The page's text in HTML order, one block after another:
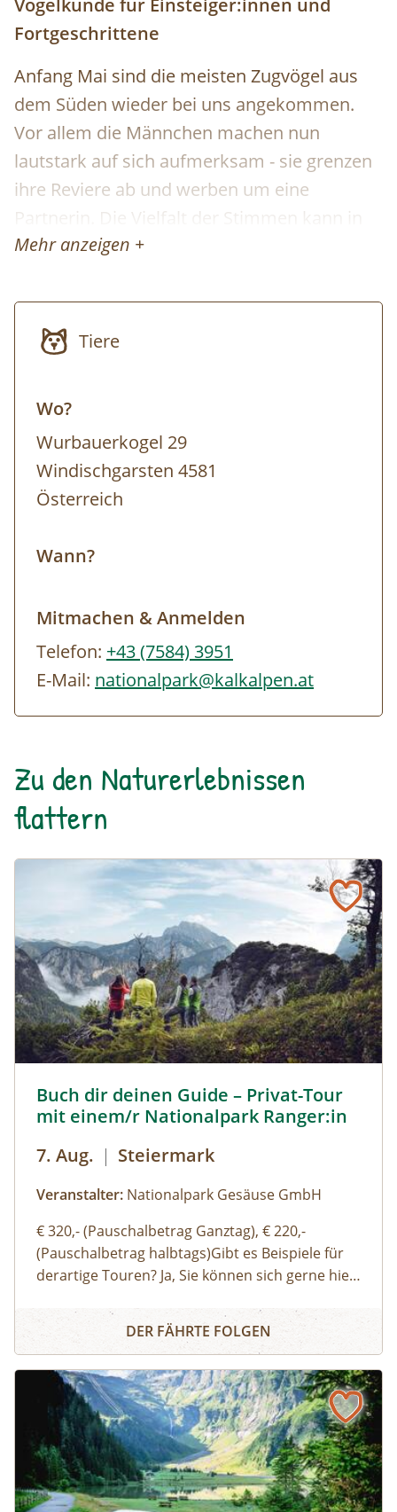
Vogelkunde für Einsteiger:innen und
Fortgeschrittene
Anfang Mai sind die meisten Zugvögel aus
dem Süden wieder bei uns angekommen.
Vor allem die Männchen machen nun
lautstark auf sich aufmerksam - sie grenzen
ihre Reviere ab und werben um eine
Partnerin. Die Vielfalt der Stimmen kann in
dieser Zeit ganz schön verwirrend sein. Bei
herausfinden, welche Vogelarten unterwegs
sind.
Wir wandern vom Treffpunkt beim Parkplatz
Zickerreith am Hengstpass Richtung
Dörflmoaralm.
Mehr anzeigen +
Tiere
Wo?
Wurbauerkogel 29
Windischgarsten 4581
Österreich
Wann?
Mitmachen & Anmelden
Telefon: +43 (7584) 3951
E-Mail: nationalpark@kalkalpen.at
Zu den Naturerlebnissen
flattern
Buch dir deinen Guide – Privat-Tour
mit einem/r Nationalpark Ranger:in
7. Aug. | Steiermark
Veranstalter: Nationalpark Gesäuse GmbH
€ 320,- (Pauschalbetrag Ganztag), € 220,-
(Pauschalbetrag halbtags)Gibt es Beispiele für
derartige Touren? Ja, Sie können sich gerne hier
einen Überblick über unsere Standard-Touren
verschaffen. Sie können sich aber auch gerne
oder Aktivitäten wünschen und wir organisieren
eine:n genau für Ihre Bedürfnisse passende:n
Ranger:in. Ich möchte auch gerne eine:n
Bergwanderführer:in oder eine:n Bergführer:in
buchen – wo ist das möglich? Bei schwierigen
Wanderungen in alpine Gipfelregionen,
Buch dir deinen Guide – Privat-Tour mit einem/r
DER FÄHRTE FOLGEN